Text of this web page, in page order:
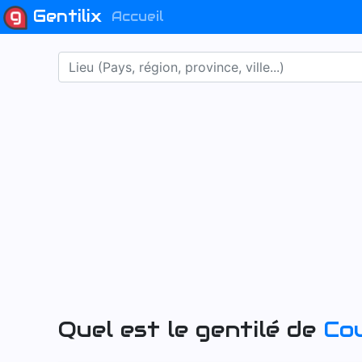
Gentilix Accueil
Quel est le gentilé de